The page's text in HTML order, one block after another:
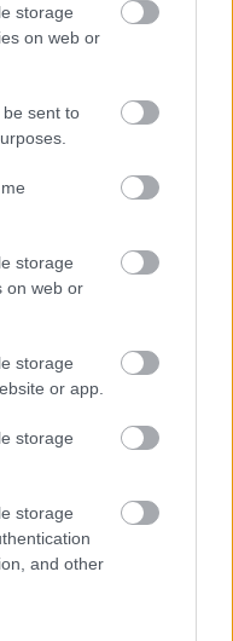
storage
on web or
sent to
storage
on web or
storage
or app.
storage
storage
and other
hogy éppen nem
médiában. Segítünk,
és a nyár legjobb
(X)